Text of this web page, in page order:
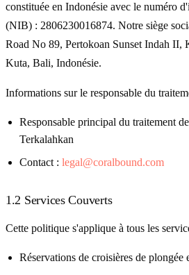
constituée en Indonésie avec le numéro
(NIB) : 2806230016874. Notre siège
Road No 89, Pertokoan Sunset Indah II,
Kuta, Bali, Indonésie.
Informations sur le responsable du
Responsable principal du traitement
Terkalahkan
Contact : legal@coralbound.com
1.2 Services Couverts
Cette politique s'applique à tous les
Réservations de croisières de plongée